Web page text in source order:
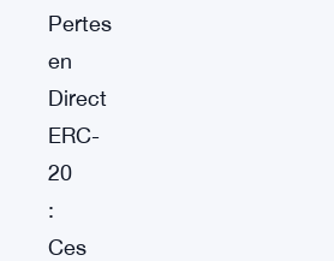
Pertes
en
Direct
ERC-
20
:
Ces